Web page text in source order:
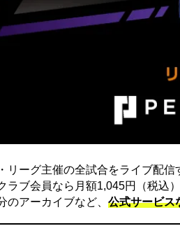
リーグ主催の全試合をライブ配信
ラブ会員なら月額1,045円（税込
のアーカイブなど、 公式サービス